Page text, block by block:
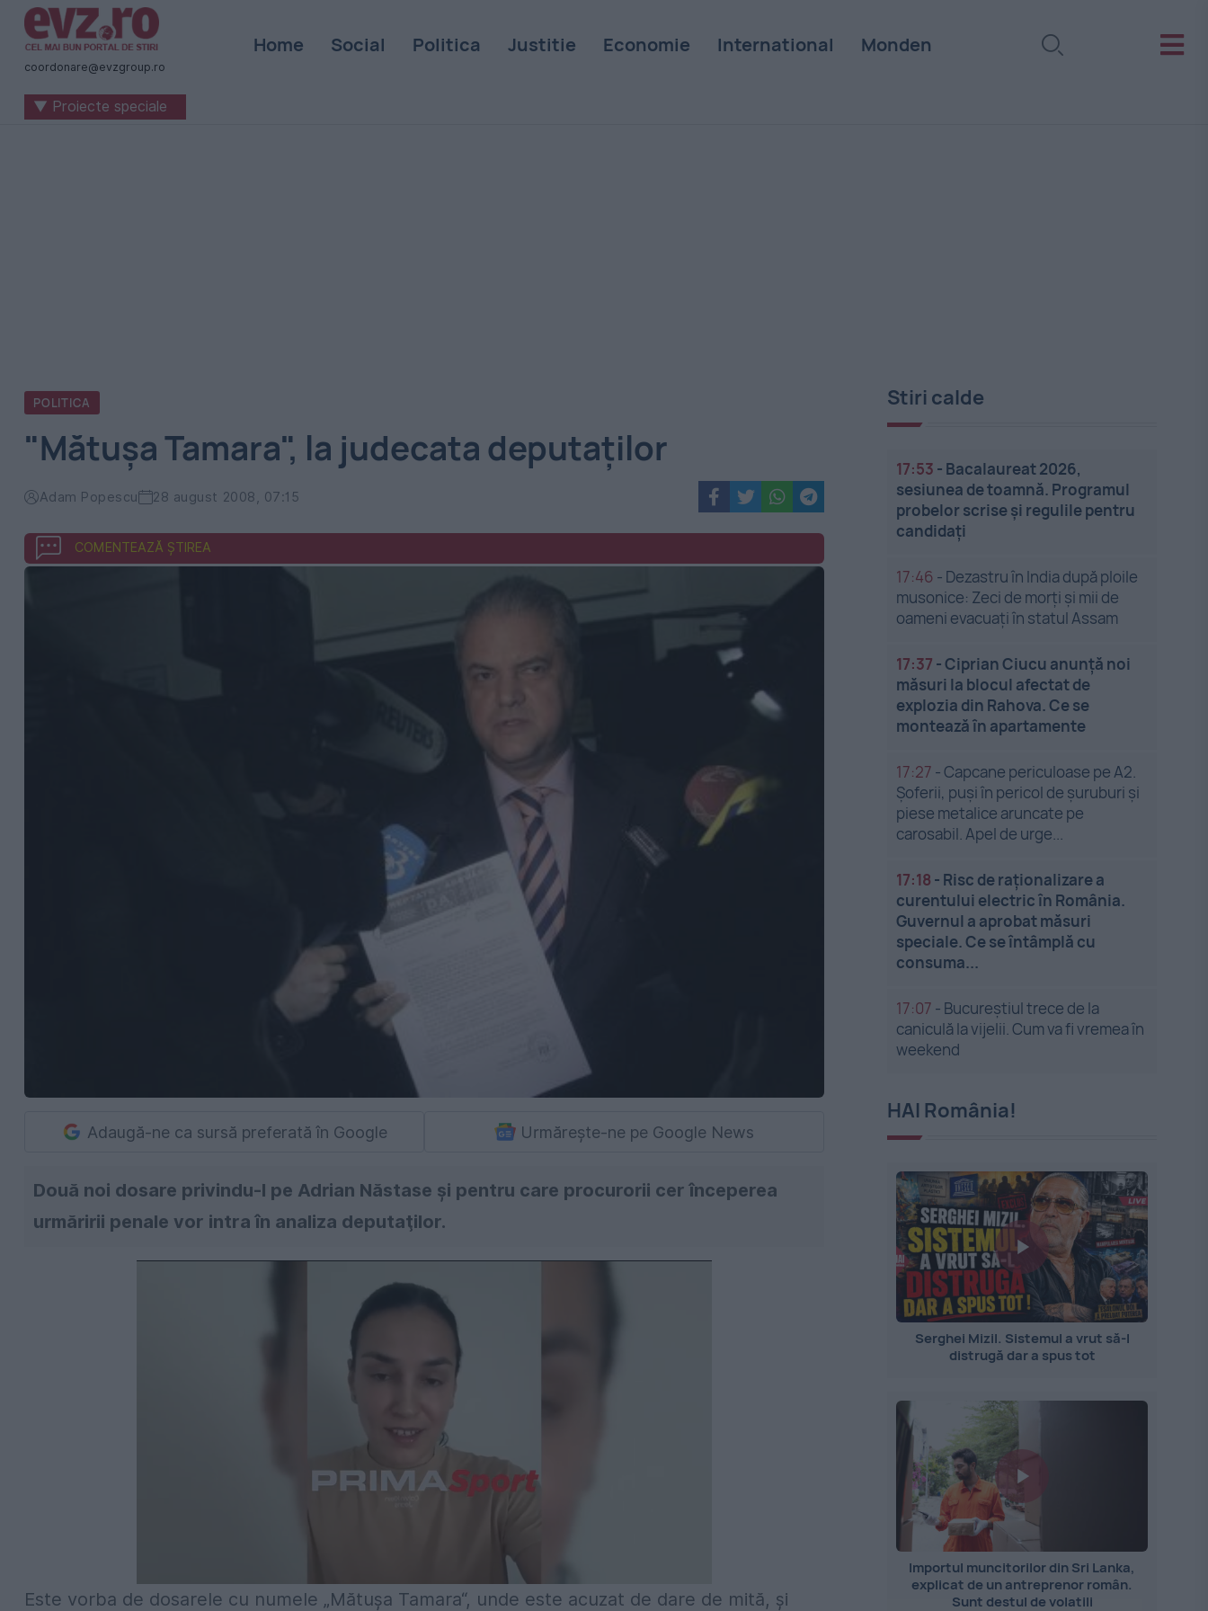
Știri
naționale
internaționale
coordonare@evzgroup.ro
Home Social Politica Justitie Economie International Monden
▼ Proiecte speciale
POLITICA
"Mătuşa Tamara", la judecata deputaţilor
Adam Popescu 28 august 2008, 07:15
COMENTEAZĂ ȘTIREA
Adaugă-ne ca sursă preferată în Google Urmărește-ne pe Google News
Două noi dosare privindu-l pe Adrian Năstase şi pentru care procurorii cer începerea
urmăririi penale vor intra în analiza deputaţilor.
Este vorba de dosarele cu numele „Mătuşa Tamara“, unde este acuzat de dare de mită, şi
Stiri calde
17:53 - Bacalaureat 2026,
sesiunea de toamnă. Programul
probelor scrise și regulile pentru
candidați
17:46 - Dezastru în India după ploile
musonice: Zeci de morți și mii de
oameni evacuați în statul Assam
17:37 -Ciprian Ciucu anunță noi
măsuri la blocul afectat de
explozia din Rahova. Ce se
montează în apartamente
17:27 -Capcane periculoase pe A2.
Șoferii, puși în pericol de șuruburi și
piese metalice aruncate pe
carosabil. Apel de urge...
17:18 - Risc de raționalizare a
curentului electric în România.
Guvernul a aprobat măsuri
speciale. Ce se întâmplă cu
consuma...
17:07 - Bucureștiul trece de la
caniculă la vijelii. Cum va fi vremea în
weekend
HAI România!
Serghei Mizil. Sistemul a vrut să-l
distrugă dar a spus tot
Importul muncitorilor din Sri Lanka,
explicat de un antreprenor român.
Sunt destul de volatili